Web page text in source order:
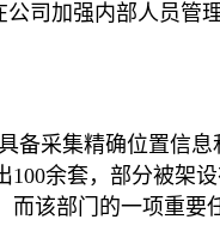
司加强内部人员管
备采集精确位置信
余套，部分被架
该部门的一项重